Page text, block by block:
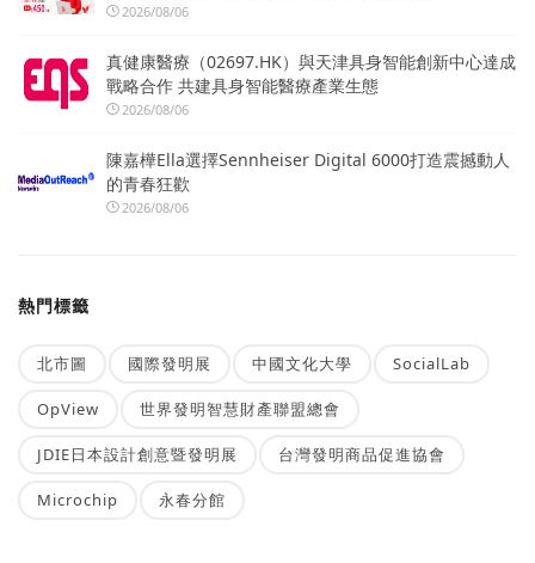
2026/08/06
真健康醫療（02697.HK）與天津具身智能創新中心達成
戰略合作 共建具身智能醫療產業生態
2026/08/06
陳嘉樺Ella選擇Sennheiser Digital 6000打造震撼動人
的青春狂歡
2026/08/06
熱門標籤
北市圖 國際發明展 中國文化大學 SocialLab
OpView 世界發明智慧財產聯盟總會
JDIE日本設計創意暨發明展 台灣發明商品促進協會
Microchip 永春分館